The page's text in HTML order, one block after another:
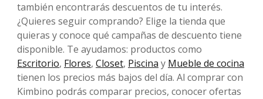
también encontrarás descuentos de tu interés.
¿Quieres seguir comprando? Elige la tienda que
quieras y conoce qué campañas de descuento tiene
disponible. Te ayudamos: productos como
Escritorio, Flores, Closet, Piscina y Mueble de cocina
tienen los precios más bajos del día. Al comprar con
Kimbino podrás comparar precios, conocer ofertas